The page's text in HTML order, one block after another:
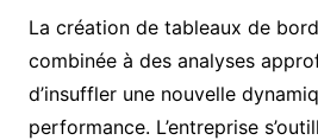
La création de tableaux de
combinée à des analyses
d’insuffler une nouvelle
performance. L’entreprise